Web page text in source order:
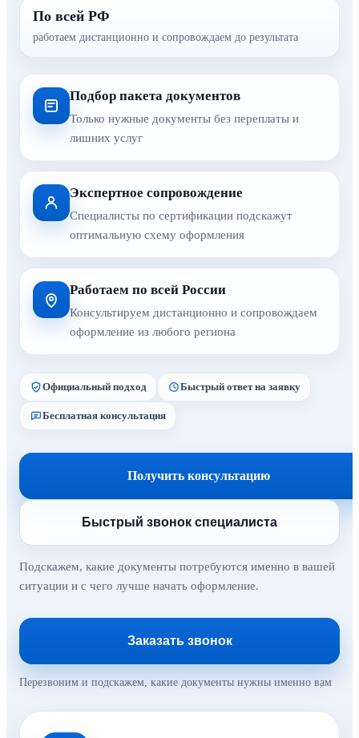
По всей РФ
работаем дистанционно и сопровождаем до результата
Подбор пакета документов
Только нужные документы без переплаты и
лишних услуг
Экспертное сопровождение
Специалисты по сертификации подскажут
оптимальную схему оформления
Работаем по всей России
Консультируем дистанционно и сопровождаем
оформление из любого региона
Официальный подход Быстрый ответ на заявку
Бесплатная консультация
Получить консультацию
Быстрый звонок специалиста
Подскажем, какие документы потребуются именно в вашей
ситуации и с чего лучше начать оформление.
Заказать звонок
Перезвоним и подскажем, какие документы нужны именно вам